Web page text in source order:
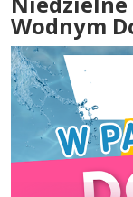
Wodnym